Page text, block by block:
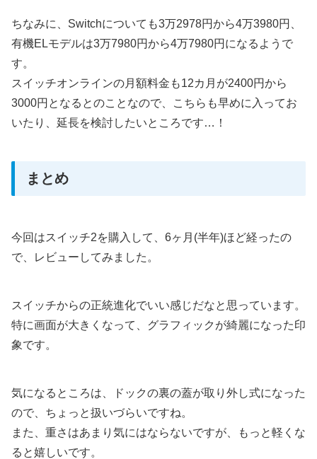
ちなみに、Switchについても3万2978円から4万3980円、
有機ELモデルは3万7980円から4万7980円になるようで
す。
スイッチオンラインの月額料金も12カ月が2400円から
3000円となるとのことなので、こちらも早めに入ってお
いたり、延長を検討したいところです…！
まとめ
今回はスイッチ2を購入して、6ヶ月(半年)ほど経ったの
で、レビューしてみました。
スイッチからの正統進化でいい感じだなと思っています。
特に画面が大きくなって、グラフィックが綺麗になった印
象です。
気になるところは、ドックの裏の蓋が取り外し式になった
ので、ちょっと扱いづらいですね。
また、重さはあまり気にはならないですが、もっと軽くな
ると嬉しいです。